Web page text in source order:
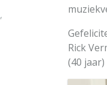
,
Rick
(40